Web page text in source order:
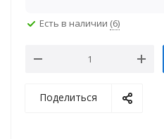
Есть в наличии (6)
Поделиться